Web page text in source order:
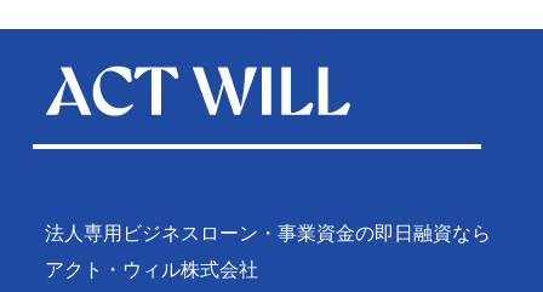
法人専用ビジネスローン・事業資金の即日融資なら
アクト・ウィル株式会社